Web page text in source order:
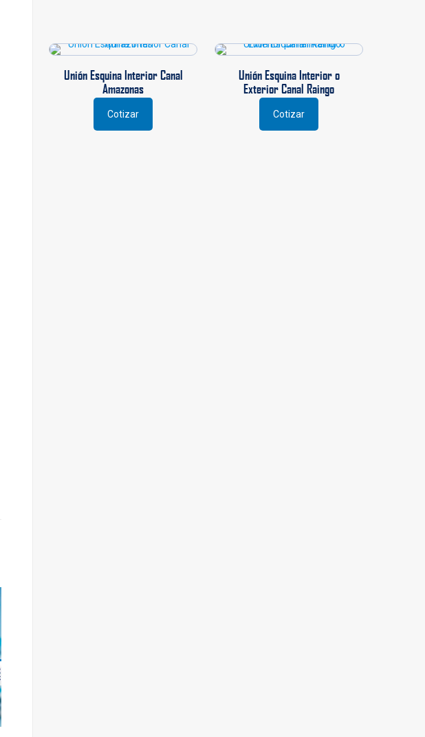
Unión Esquina Interior Canal
Amazonas
Cotizar
Unión Esquina Interior o
Exterior Canal Raingo
Cotizar